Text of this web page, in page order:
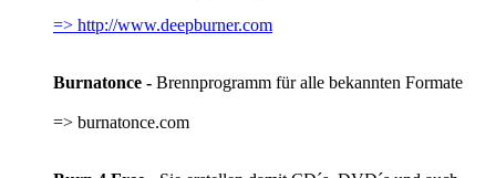
=> http://www.deepburner.com
Burnatonce - Brennprogramm für alle bekannten Formate
=> burnatonce.com